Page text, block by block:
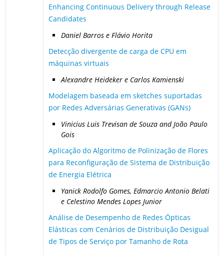
Enhancing Continuous Delivery through Release
Candidates
Daniel Barros e Flávio Horita
Detecção divergente de carga de CPU em
máquinas virtuais
Alexandre Heideker e Carlos Kamienski
Modelagem baseada em sketches suportadas
por Redes Adversárias Generativas (GANs)
Vinicius Luis Trevisan de Souza and João Paulo
Gois
Aplicação do Algoritmo de Polinização de Flores
para Reconfiguração de Sistema de Distribuição
de Energia Elétrica
Yanick Rodolfo Gomes, Edmarcio Antonio Belati
e Celestino Mendes Lopes Junior
Análise de Desempenho de Redes Ópticas
Elásticas com Cenários de Distribuição Desigual
de Tipos de Serviço por Tamanho de Rota